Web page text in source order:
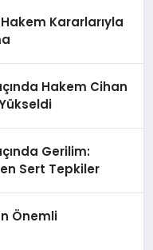
Kararlarıyla
Hakem Cihan
Gerilim:
Sert Tepkiler
Önemli